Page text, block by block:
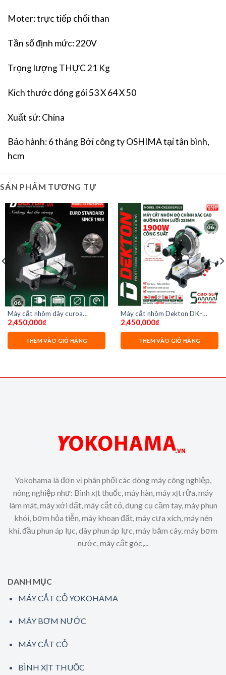
Moter: trực tiếp chổi than
Tần số định mức: 220V
Trọng lượng THỰC 21 Kg
Kich thước đóng gói 53 X 64 X 50
Xuất sứ: China
Bảo hành: 6 tháng Bởi công ty OSHIMA tại tân bình,
hcm
SẢN PHẨM TƯƠNG TỰ
Máy cắt nhôm dây curoa
Dekton Dk-CN255PLUS
2,450,000₫
THÊM VÀO GIỎ HÀNG
Máy cắt nhôm Dekton DK-
CN25501Plus
2,450,000₫
THÊM VÀO GIỎ HÀNG
Yokohama là đơn vị phân phối các dòng máy công nghiệp,
nông nghiệp như: Bình xịt thuốc, máy hàn, máy xịt rửa, máy
làm mát, máy xới đất, máy cắt cỏ, dụng cụ cầm tay, máy phun
khói, bơm hỏa tiễn, máy khoan đất, máy cưa xích, máy nén
khí, đầu phun áp lục, dây phun áp lực, máy băm cây, máy bơm
nước, máy cắt góc,...
DANH MỤC
MÁY CẮT CỎ YOKOHAMA
MÁY BƠM NƯỚC
MÁY CẮT CỎ
BÌNH XỊT THUỐC